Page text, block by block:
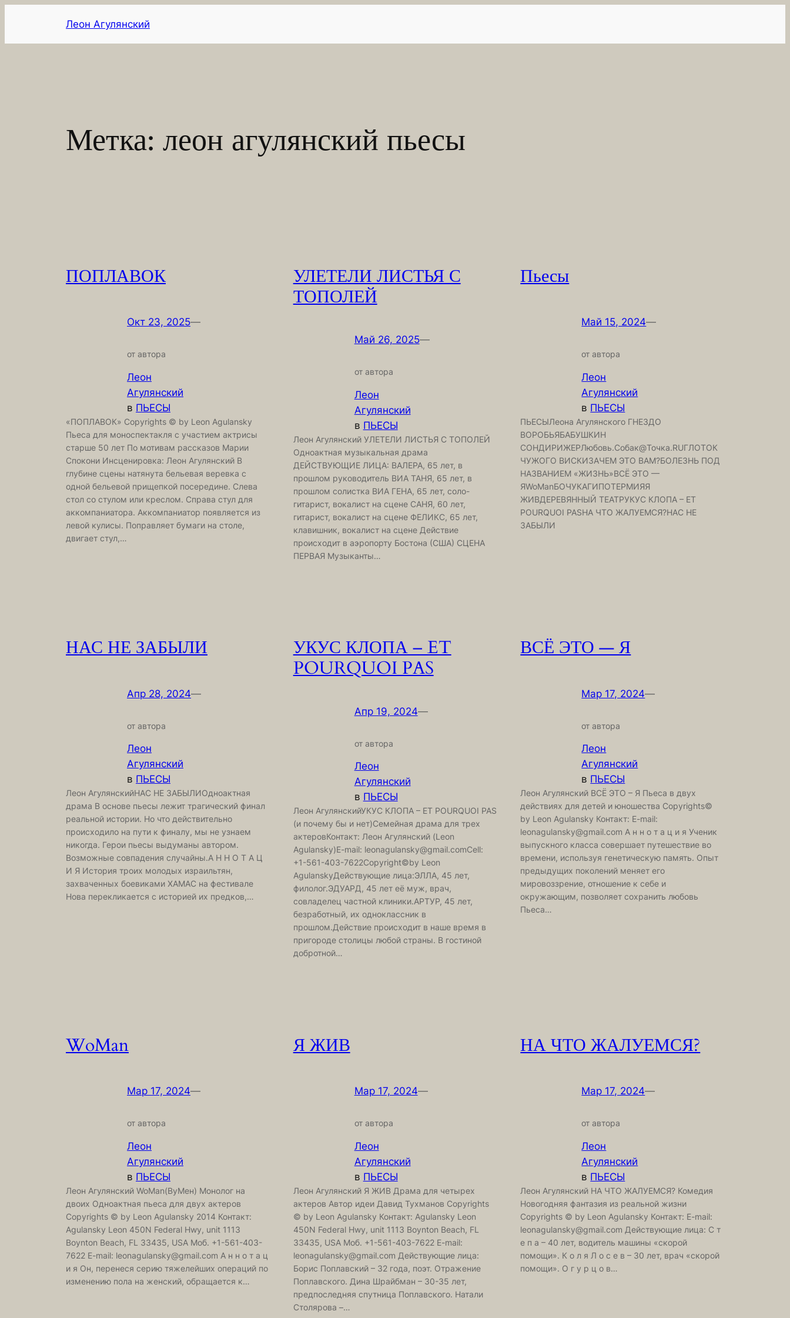
содержимому
Леон Агулянский
Метка: леон агулянский пьесы
ПОПЛАВОК
Окт 23, 2025—
от автора
Леон
Агулянский
в ПЬЕСЫ
«ПОПЛАВОК» Copyrights © by Leon Agulansky
Пьеса для моноспектакля с участием актрисы
старше 50 лет По мотивам рассказов Марии
Спокони Инсценировка: Леон Агулянский В
глубине сцены натянута бельевая веревка с
одной бельевой прищепкой посередине. Слева
стол со стулом или креслом. Справа стул для
аккомпаниатора. Аккомпаниатор появляется из
левой кулисы. Поправляет бумаги на столе,
двигает стул,…
УЛЕТЕЛИ ЛИСТЬЯ С
ТОПОЛЕЙ
Май 26, 2025—
от автора
Леон
Агулянский
в ПЬЕСЫ
Леон Агулянский УЛЕТЕЛИ ЛИСТЬЯ С ТОПОЛЕЙ
Одноактная музыкальная драма
ДЕЙСТВУЮЩИЕ ЛИЦА: ВАЛЕРА, 65 лет, в
прошлом руководитель ВИА ТАНЯ, 65 лет, в
прошлом солистка ВИА ГЕНА, 65 лет, соло-
гитарист, вокалист на сцене САНЯ, 60 лет,
гитарист, вокалист на сцене ФЕЛИКС, 65 лет,
клавишник, вокалист на сцене Действие
происходит в аэропорту Бостона (США) СЦЕНА
ПЕРВАЯ Музыканты…
Пьесы
Май 15, 2024—
от автора
Леон
Агулянский
в ПЬЕСЫ
ПЬЕСЫЛеона Агулянского ГНЕЗДО
ВОРОБЬЯБАБУШКИН
СОНДИРИЖЕРЛюбовь.Собак@Точка.RUГЛОТОК
ЧУЖОГО ВИСКИЗАЧЕМ ЭТО ВАМ?БОЛЕЗНЬ ПОД
НАЗВАНИЕМ «ЖИЗНЬ»ВСЁ ЭТО —
ЯWoManБОЧУКАГИПОТЕРМИЯЯ
ЖИВДЕРЕВЯННЫЙ ТЕАТРУКУС КЛОПА – ET
POURQUOI PASНА ЧТО ЖАЛУЕМСЯ?НАС НЕ
ЗАБЫЛИ
НАС НЕ ЗАБЫЛИ
Апр 28, 2024—
от автора
Леон
Агулянский
в ПЬЕСЫ
Леон АгулянскийНАС НЕ ЗАБЫЛИОдноактная
драма В основе пьесы лежит трагический финал
реальной истории. Но что действительно
происходило на пути к финалу, мы не узнаем
никогда. Герои пьесы выдуманы автором.
Возможные совпадения случайны.А Н Н О Т А Ц
И Я История троих молодых израильтян,
захваченных боевиками ХАМАС на фестивале
Нова перекликается с историей их предков,…
УКУС КЛОПА – ET
POURQUOI PAS
Апр 19, 2024—
от автора
Леон
Агулянский
в ПЬЕСЫ
Леон АгулянскийУКУС КЛОПА – ET POURQUOI PAS
(и почему бы и нет)Семейная драма для трех
актеровКонтакт: Леон Агулянский (Leon
Agulansky)E-mail: leonagulansky@gmail.comCell:
+1-561-403-7622Copyright©by Leon
AgulanskyДействующие лица:ЭЛЛА, 45 лет,
филолог.ЭДУАРД, 45 лет её муж, врач,
совладелец частной клиники.АРТУР, 45 лет,
безработный, их одноклассник в
прошлом.Действие происходит в наше время в
пригороде столицы любой страны. В гостиной
добротной…
ВСЁ ЭТО — Я
Мар 17, 2024—
от автора
Леон
Агулянский
в ПЬЕСЫ
Леон Агулянский ВСЁ ЭТО – Я Пьеса в двух
действиях для детей и юношества Copyrights©
by Leon Agulansky Контакт: E-mail:
leonagulansky@gmail.com А н н о т а ц и я Ученик
выпускного класса совершает путешествие во
времени, используя генетическую память. Опыт
предыдущих поколений меняет его
мировоззрение, отношение к себе и
окружающим, позволяет сохранить любовь
Пьеса…
WoMan
Мар 17, 2024—
от автора
Леон
Агулянский
в ПЬЕСЫ
Леон Агулянский WoMan(ВуМен) Монолог на
двоих Одноактная пьеса для двух актеров
Copyrights © by Leon Agulansky 2014 Контакт:
Agulansky Leon 450N Federal Hwy, unit 1113
Boynton Beach, FL 33435, USA Моб. +1-561-403-
7622 E-mail: leonagulansky@gmail.com А н н о т а ц
и я Он, перенеся серию тяжелейших операций по
изменению пола на женский, обращается к…
Я ЖИВ
Мар 17, 2024—
от автора
Леон
Агулянский
в ПЬЕСЫ
Леон Агулянский Я ЖИВ Драма для четырех
актеров Автор идеи Давид Тухманов Copyrights
© by Leon Agulansky Контакт: Agulansky Leon
450N Federal Hwy, unit 1113 Boynton Beach, FL
33435, USA Моб. +1-561-403-7622 E-mail:
leonagulansky@gmail.com Действующие лица:
Борис Поплавский – 32 года, поэт. Отражение
Поплавского. Дина Шрайбман – 30-35 лет,
предпоследняя спутница Поплавского. Натали
Столярова –…
НА ЧТО ЖАЛУЕМСЯ?
Мар 17, 2024—
от автора
Леон
Агулянский
в ПЬЕСЫ
Леон Агулянский НА ЧТО ЖАЛУЕМСЯ? Комедия
Новогодняя фантазия из реальной жизни
Copyrights © by Leon Agulansky Контакт: E-mail:
leonagulansky@gmail.com Действующие лица: С т
е п а – 40 лет, водитель машины «скорой
помощи». К о л я Л о с е в – 30 лет, врач «скорой
помощи». О г у р ц о в…